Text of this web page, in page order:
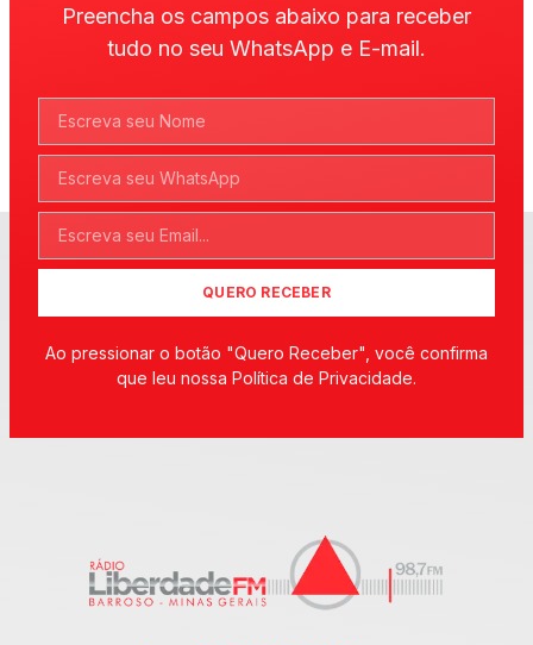
Preencha os campos abaixo para receber
tudo no seu WhatsApp e E-mail.
QUERO RECEBER
Ao pressionar o botão "Quero Receber", você confirma
que leu nossa Política de Privacidade.